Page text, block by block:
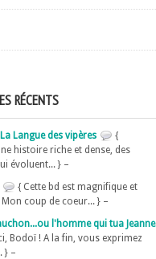
RÉCENTS
La Langue des vipères
{
histoire riche et dense, des
évoluent... } –
{ Cette bd est magnifique et
coup de coeur... } –
l'homme qui tua Jeanne
Bodoï ! A la fin, vous exprimez
} –